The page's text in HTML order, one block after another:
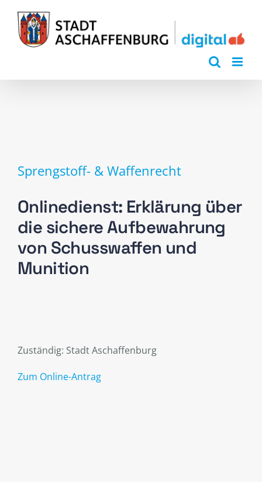
Inhalt
springen
Sprengstoff- & Waffenrecht
Onlinedienst: Erklärung über
die sichere Aufbewahrung
von Schusswaffen und
Munition
Zuständig: Stadt Aschaffenburg
Zum Online-Antrag